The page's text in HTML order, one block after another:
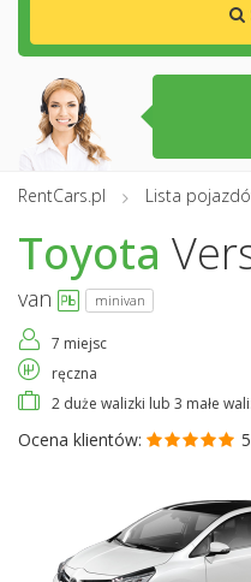
RentCars.pl Lista
Toyota
van minivan
7 miejsc
ręczna
2 duże walizki lub 3 małe
Ocena klientów: